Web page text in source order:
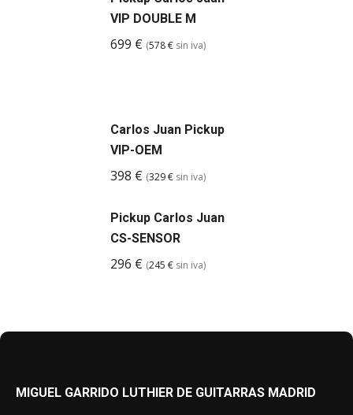
VIP DOUBLE M
699 € (578€ sin iva)
Carlos Juan Pickup
VIP-OEM
398 € (329€ sin iva)
Pickup Carlos Juan
CS-SENSOR
296 € (245 € sin iva)
MIGUEL GARRIDO LUTHIER DE GUITARRAS MADRID